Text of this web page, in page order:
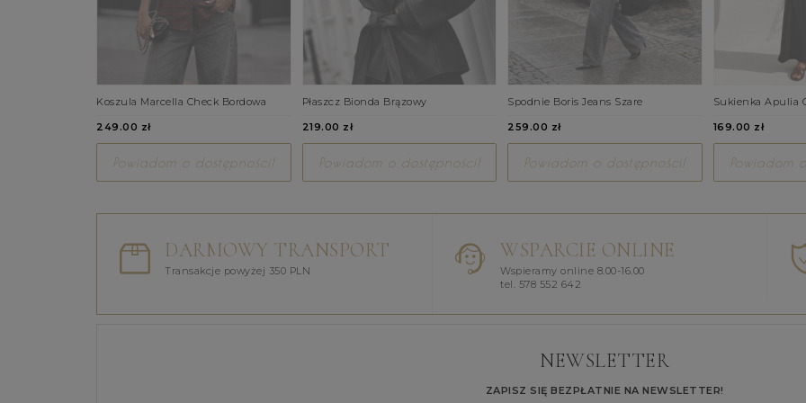
Koszula Marcella Check Bordowa
249.00 zł
Powiadom o dostępności!
Płaszcz Bionda Brązowy
219.00 zł
Powiadom o dostępności!
Spodnie Boris Jeans Szare
259.00 zł
Powiadom o dostępności!
Sukienka Apulia
169.00 zł
Powiadom
DARMOWY TRANSPORT
Transakcje powyżej 350 PLN
WSPARCIE ONLINE
Wspieramy online 8.00-16.00
tel. 578 552 642
NEWSLETTER
ZAPISZ SIĘ BEZPŁATNIE NA NEWSLETTER!